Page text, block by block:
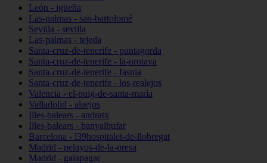
León - igüeña
Las-palmas - san-bartolomé
Sevilla - sevilla
Las-palmas - tejeda
Santa-cruz-de-tenerife - puntagorda
Santa-cruz-de-tenerife - la-orotava
Santa-cruz-de-tenerife - fasnia
Santa-cruz-de-tenerife - los-realejos
Valencia - el-puig-de-santa-maría
Valladolid - alaejos
Illes-balears - andratx
Illes-balears - banyalbufar
Barcelona - l39hospitalet-de-llobregat
Madrid - pelayos-de-la-presa
Madrid - galapagar